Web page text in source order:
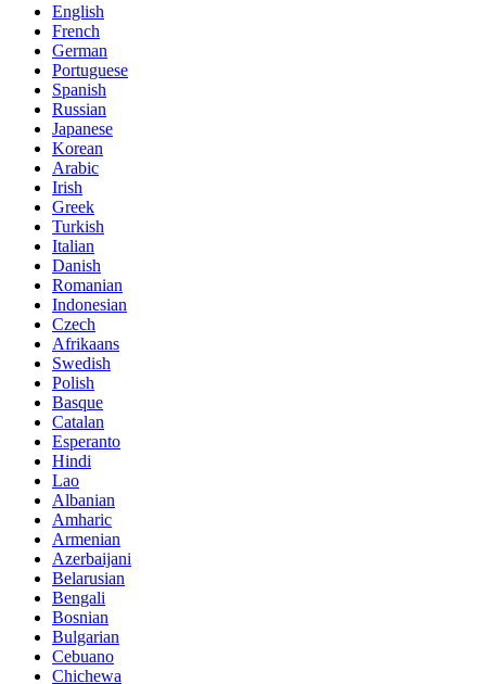
English
French
German
Portuguese
Spanish
Russian
Japanese
Korean
Arabic
Irish
Greek
Turkish
Italian
Danish
Romanian
Indonesian
Czech
Afrikaans
Swedish
Polish
Basque
Catalan
Esperanto
Hindi
Lao
Albanian
Amharic
Armenian
Azerbaijani
Belarusian
Bengali
Bosnian
Bulgarian
Cebuano
Chichewa